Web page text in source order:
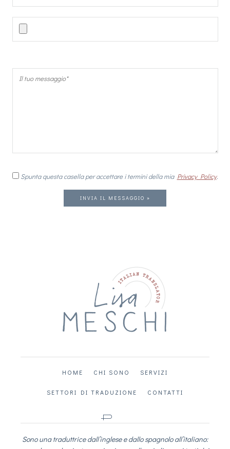
Spunta questa casella per accettare i termini della mia Privacy Policy.
INVIA IL MESSAGGIO »
HOME CHI SONO SERVIZI
SETTORI DI TRADUZIONE CONTATTI
Sono una traduttrice dall’inglese e dallo spagnolo all’italiano: